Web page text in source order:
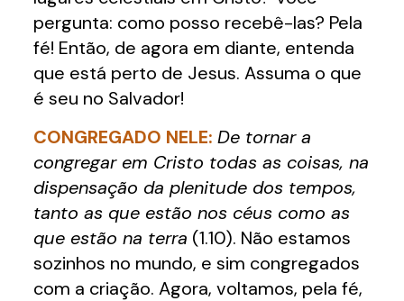
pergunta: como posso recebê-las? Pela
fé! Então, de agora em diante, entenda
que está perto de Jesus. Assuma o que
é seu no Salvador!
CONGREGADO NELE: De tornar a
congregar em Cristo todas as coisas, na
dispensação da plenitude dos tempos,
tanto as que estão nos céus como as
que estão na terra (1.10). Não estamos
sozinhos no mundo, e sim congregados
com a criação. Agora, voltamos, pela fé,